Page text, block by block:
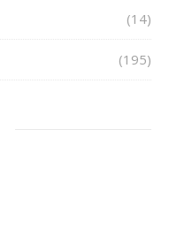
(14)
(195)